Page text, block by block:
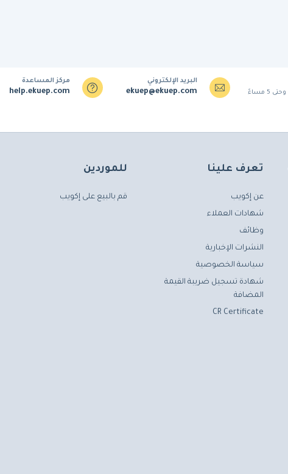
البريد الإلكتروني
ekuep@ekuep.com
مركز المساعدة
help.ekuep.com
تعرف علينا
عن إكويب
شهادات العملاء
وظائف
النشرات الإخبارية
سياسة الخصوصية
شهادة تسجيل ضريبة القيمة
المضافة
CR Certificate
للموردين
قم بالبيع على إكويب